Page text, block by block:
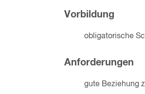
Vorbildung
obligatorische
Anforderungen
gute Beziehung